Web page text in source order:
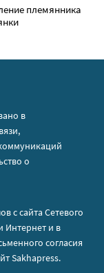
племянника
в
о
с сайта Сетевого
Интернет и в
согласия
Sakhapress.